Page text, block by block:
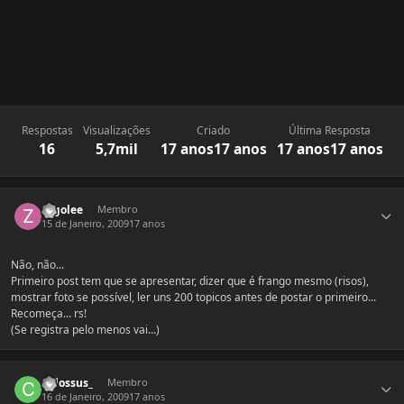
Respostas
16
Visualizações
5,7mil
Criado
17 anos17 anos
Última Resposta
17 anos17 anos
zagolee
Membro
15 de Janeiro, 200917 anos
Não, não...
Primeiro post tem que se apresentar, dizer que é frango mesmo (risos),
mostrar foto se possível, ler uns 200 topicos antes de postar o primeiro...
Recomeça... rs!
(Se registra pelo menos vai...)
Colossus_
Membro
16 de Janeiro, 200917 anos